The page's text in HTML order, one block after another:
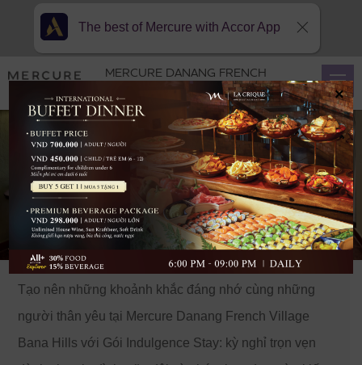
INDULGENCE STAY
EXPERIENCE
Tạo nên những khoảnh khắc đáng nhớ cùng những
người thân yêu tại Mercure Danang French Village
Bana Hills với Gói Indulgence Stay: kỳ nghỉ trọn vẹn
MERCURE DANANG FRENCH
VILLAGE BANA HILLS
×
The best of Mercure with Accor App